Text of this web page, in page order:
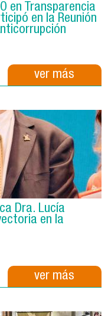
en Transparencia
en la Reunión
ver más
Dra. Lucía
en la
ver más